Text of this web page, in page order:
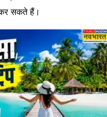
सकते हैं।